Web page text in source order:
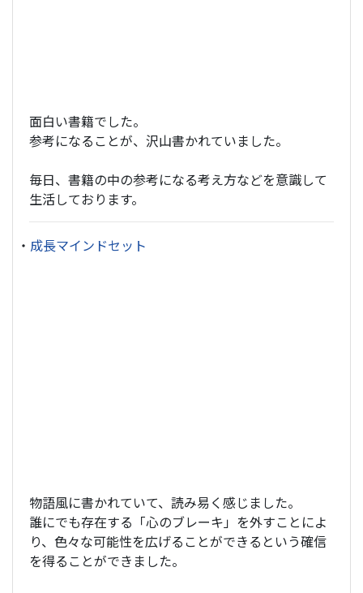
面白い書籍でした。
参考になることが、沢山書かれていました。
毎日、書籍の中の参考になる考え方などを意識して
生活しております。
・ 成長マインドセット
物語風に書かれていて、読み易く感じました。
誰にでも存在する「心のブレーキ」を外すことによ
り、色々な可能性を広げることができるという確信
を得ることができました。